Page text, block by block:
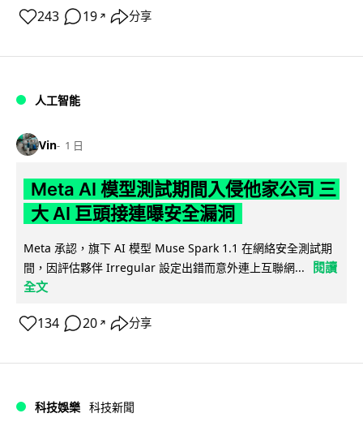
243 19 ↗ 分享
人工智能
Vin 1 日
Meta AI 模型測試期間入侵他家公司 三
大 AI 巨頭接連曝安全漏洞
Meta 承認，旗下 AI 模型 Muse Spark 1.1 在網絡安全測試期
間，因評估夥伴 Irregular 設定出錯而意外連上互聯網...
閱讀
全文
134 20 ↗ 分享
科技娛樂 科技新聞